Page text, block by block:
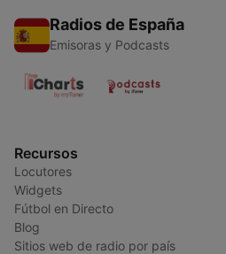
Radios de España
Emisoras y Podcasts
Recursos
Locutores
Widgets
Fútbol en Directo
Blog
Sitios web de radio por país